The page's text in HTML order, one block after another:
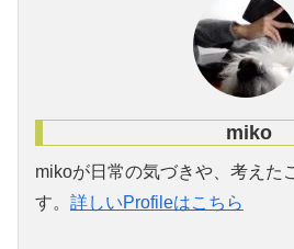
miko
mikoが日常の気づきや、考えた
す。 詳しいProfileはこちら